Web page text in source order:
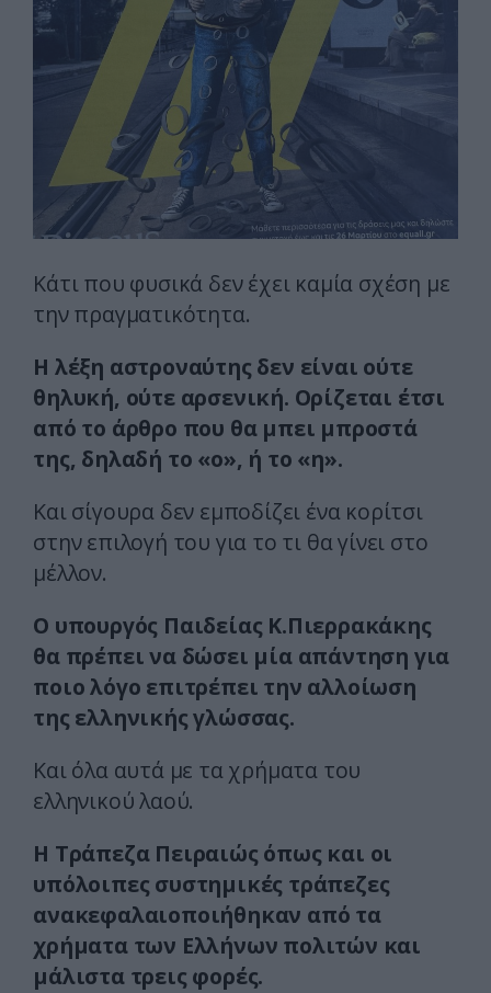
Κάτι που φυσικά δεν έχει καμία σχέση με
την πραγματικότητα.
Η λέξη αστροναύτης δεν είναι ούτε
θηλυκή, ούτε αρσενική. Ορίζεται έτσι
από το άρθρο που θα μπει μπροστά
της, δηλαδή το «ο», ή το «η».
Και σίγουρα δεν εμποδίζει ένα κορίτσι
στην επιλογή του για το τι θα γίνει στο
μέλλον.
Ο υπουργός Παιδείας Κ.Πιερρακάκης
θα πρέπει να δώσει μία απάντηση για
ποιο λόγο επιτρέπει την αλλοίωση
της ελληνικής γλώσσας.
Και όλα αυτά με τα χρήματα του
ελληνικού λαού.
Η Τράπεζα Πειραιώς όπως και οι
υπόλοιπες συστημικές τράπεζες
ανακεφαλαιοποιήθηκαν από τα
χρήματα των Ελλήνων πολιτών και
μάλιστα τρεις φορές.